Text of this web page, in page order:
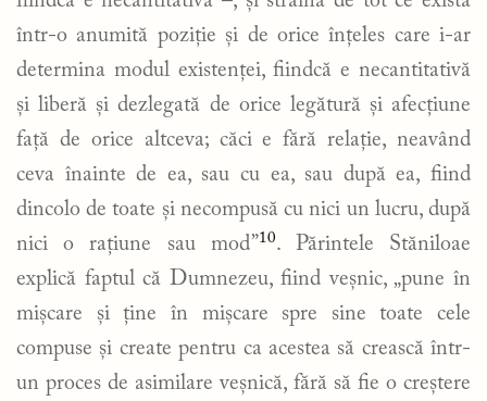
într-o anumită poziție și de orice înțeles care i-ar
determina modul existenței, fiindcă e necantitativă
și liberă și dezlegată de orice legătură și afecțiune
față de orice altceva; căci e fără relație, neavând
ceva înainte de ea, sau cu ea, sau după ea, fiind
dincolo de toate și necompusă cu nici un lucru, după
nici o rațiune sau mod”10. Părintele Stăniloae
explică faptul că Dumnezeu, fiind veșnic, „pune în
mișcare și ține în mișcare spre sine toate cele
compuse și create pentru ca acestea să crească într-
un proces de asimilare veșnică, fără să fie o creștere